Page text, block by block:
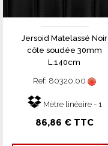
Jersoid Matelassé Noir
côte soudée 30mm
L.140cm
Ref: 80320.00
Mètre linéaire - 1
86,86 € TTC